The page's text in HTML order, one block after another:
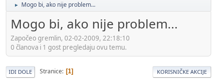
► Mogo bi, ako nije problem...
Mogo bi, ako nije problem...
Započeo gremlin, 02-02-2009, 22:18:10
0 članova i 1 gost pregledaju ovu temu.
IDI DOLE Stranice 1 KORISNIČKE AKCIJE